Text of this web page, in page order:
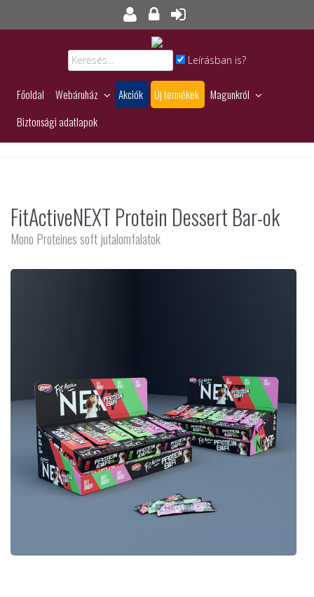
Leírásban is?
Főoldal Webáruház Akciók Új termékek
Magunkról
Biztonsági adatlapok
FitActiveNEXT Protein Dessert Bar-ok
Mono Proteines soft jutalomfalatok